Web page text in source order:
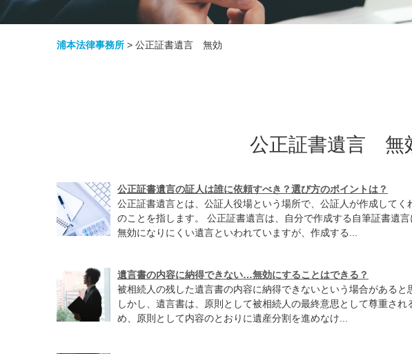
浦本法律事務所 > 公正証書遺言 無効
公正証書遺言 無
公正証書遺言の証人は誰に依頼すべき？選び方のポイントは？
公正証書遺言とは、公証人役場という場所で、公証人が作成してく
のことを指します。 公正証書遺言は、自分で作成する自筆証書遺言
無効になりにくい遺言といわれていますが、作成する...
遺言書の内容に納得できない…無効にすることはできる？
被相続人の残した遺言書の内容に納得できないという場合があると
しかし、遺言書は、原則として被相続人の最終意思として尊重され
め、原則として内容のとおりに遺産分割を進めなけ...